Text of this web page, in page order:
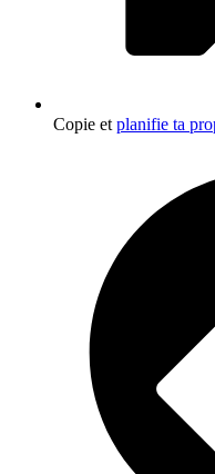
Copie et planifie ta